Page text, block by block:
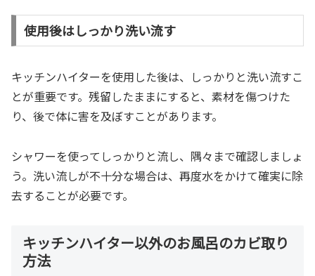
使用後はしっかり洗い流す
キッチンハイターを使用した後は、しっかりと洗い流すこ
とが重要です。残留したままにすると、素材を傷つけた
り、後で体に害を及ぼすことがあります。
シャワーを使ってしっかりと流し、隅々まで確認しましょ
う。洗い流しが不十分な場合は、再度水をかけて確実に除
去することが必要です。
キッチンハイター以外のお風呂のカビ取り
方法